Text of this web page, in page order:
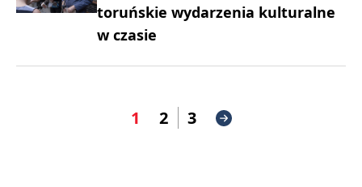
toruńskie wydarzenia kulturalne
w czasie
1 2 3